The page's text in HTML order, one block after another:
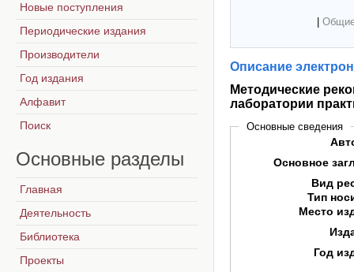
Описание
Методические
лаборатории
Основные сведения
Основное
Вид
Тип
Место
Год
Новые поступления
Периодические издания
Производители
Год издания
Алфавит
Поиск
Основные разделы
Главная
Деятельность
Библиотека
Проекты